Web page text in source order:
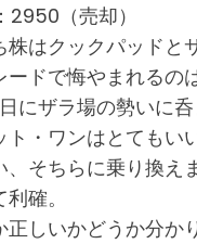
2950（売却）
株はクックパッドと
ードで悔やまれるの
にザラ場の勢いに
ト・ワンはとてもい
、そちらに乗り換え
確。
正しいかどうか分か